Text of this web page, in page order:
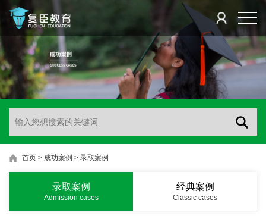
首页 > 成功案例 > 录取案例
录取案例
Admission cases
经典案例
Classic cases